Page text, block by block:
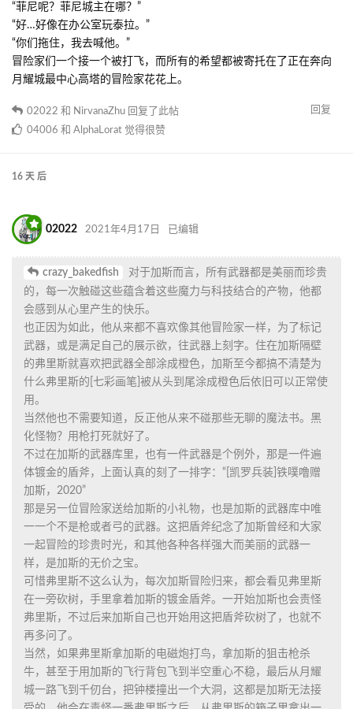
“菲尼呢？菲尼城主在哪？”
“好…好像在办公室玩泰拉。”
“你们拖住，我去喊他。”
冒险家们一个接一个被打飞，而所有的希望都被寄托在了正在奔向
月耀城最中心高塔的冒险家花花上。
回复
02022 和 NirvanaZhu 回复了此帖
04006 和 AlphaLorat 觉得很赞
16 天 后
02022 2021年4月17日 已编辑
crazy_bakedfish
对于加斯而言，所有武器都是美丽而珍贵
的，每一次触碰这些蕴含着这些魔力与科技结合的产物，他都
会感到从心里产生的快乐。
也正因为如此，他从来都不喜欢像其他冒险家一样，为了标记
武器，或是满足自己的展示欲，往武器上刻字。住在加斯隔壁
的弗里斯就喜欢把武器全部涂成橙色，加斯至今都搞不清楚为
什么弗里斯的[七彩画笔]被从头到尾涂成橙色后依旧可以正常使
用。
当然他也不需要知道，反正他从来不碰那些无聊的魔法书。黑
化怪物？用枪打死就好了。
不过在加斯的武器库里，也有一件武器是个例外，那是一件遍
体镀金的盾斧，上面认真的刻了一排字：“[凯罗兵装]铁噗噜赠
加斯，2020”
那是另一位冒险家送给加斯的小礼物，也是加斯的武器库中唯
一一个不是枪或者弓的武器。这把盾斧纪念了加斯曾经和大家
一起冒险的珍贵时光，和其他各种各样强大而美丽的武器一
样，是加斯的无价之宝。
可惜弗里斯不这么认为，每次加斯冒险归来，都会看见弗里斯
在一旁砍树，手里拿着加斯的镀金盾斧。一开始加斯也会责怪
弗里斯，不过后来加斯自己也开始用这把盾斧砍树了，也就不
再多问了。
当然，如果弗里斯拿加斯的电磁炮打鸟，拿加斯的狙击枪杀
牛，甚至于用加斯的飞行背包飞到半空重心不稳，最后从月耀
城一路飞到千仞台，把钟楼撞出一个大洞，这都是加斯无法接